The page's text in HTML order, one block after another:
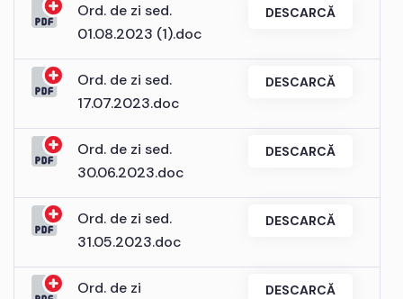
Ord. de zi sed.
01.08.2023 (1).doc
DESCARCĂ
Ord. de zi sed.
17.07.2023.doc
DESCARCĂ
Ord. de zi sed.
30.06.2023.doc
DESCARCĂ
Ord. de zi sed.
31.05.2023.doc
DESCARCĂ
Ord. de zi
DESCARCĂ